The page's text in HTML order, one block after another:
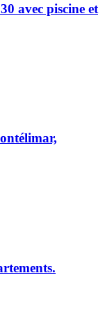
avec piscine et